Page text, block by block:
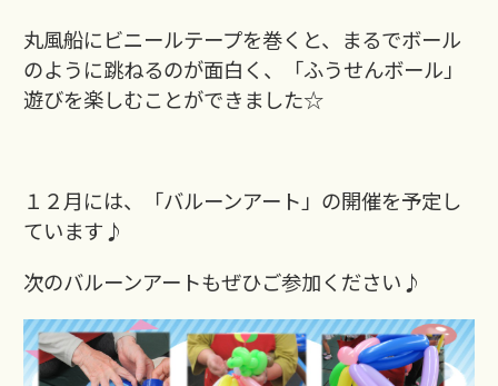
丸風船にビニールテープを巻くと、まるでボール
のように跳ねるのが面白く、「ふうせんボール」
遊びを楽しむことができました☆
１２月には、「バルーンアート」の開催を予定し
ています♪
次のバルーンアートもぜひご参加ください♪